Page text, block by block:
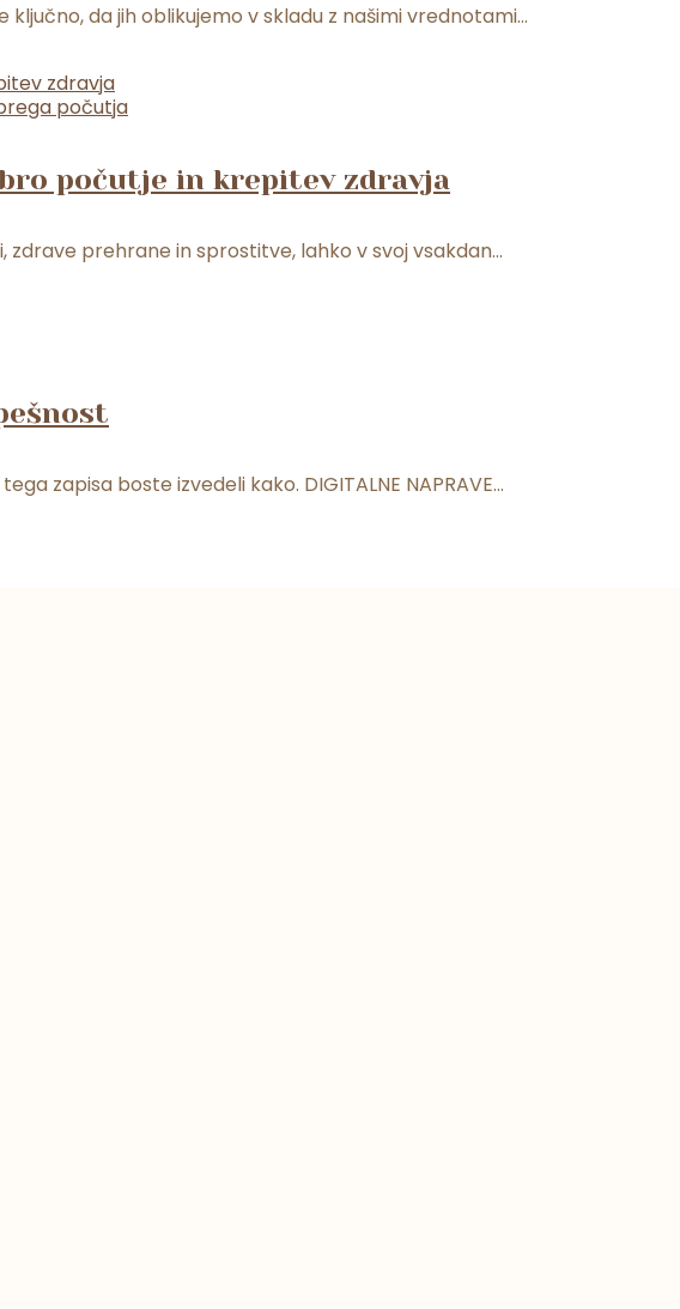
da jih oblikujemo v skladu z našimi vrednotami...
počutja
počutje in krepitev zdravja
prehrane in sprostitve, lahko v svoj vsakdan...
zapisa boste izvedeli kako. DIGITALNE NAPRAVE...